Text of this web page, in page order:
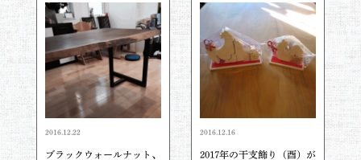
2016.12.22
ブラックウォールナット、
2016.12.16
2017年の干支飾り（酉）が